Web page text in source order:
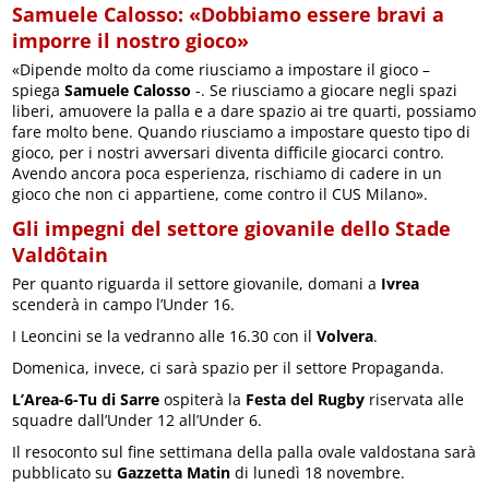
Samuele Calosso: «Dobbiamo essere bravi a
imporre il nostro gioco»
«Dipende molto da come riusciamo a impostare il gioco –
spiegaSamuele Calosso -. Se riusciamo a giocare negli spazi
liberi, amuovere la palla e a dare spazio ai tre quarti, possiamo
fare molto bene. Quando riusciamo a impostare questo tipo di
gioco, per i nostri avversari diventa difficile giocarci contro.
Avendo ancora poca esperienza, rischiamo di cadere in un
gioco che non ci appartiene, come contro il CUS Milano».
Gli impegni del settore giovanile dello Stade
Valdôtain
Per quanto riguarda il settore giovanile, domani a Ivrea
scenderà in campo l’Under 16.
I Leoncini se la vedranno alle 16.30 con ilVolvera.
Domenica, invece, ci sarà spazio per il settore Propaganda.
L’Area-6-Tu di Sarre ospiterà la Festa del Rugby riservata alle
squadre dall’Under 12 all’Under 6.
Il resoconto sul fine settimana della palla ovale valdostana sarà
pubblicato suGazzetta Matin di lunedì 18 novembre.